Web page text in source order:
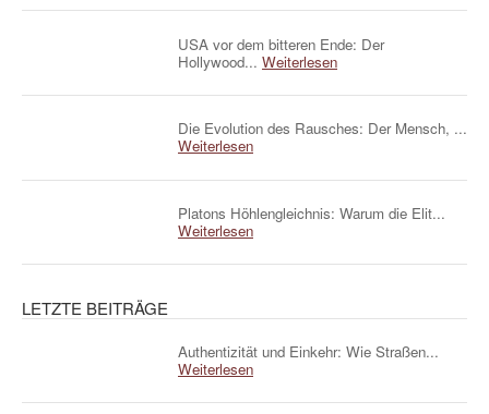
USA vor dem bitteren Ende: Der
Hollywood... Weiterlesen
Die Evolution des Rausches: Der Mensch, ...
Weiterlesen
Platons Höhlengleichnis: Warum die Elit...
Weiterlesen
LETZTE BEITRÄGE
Authentizität und Einkehr: Wie Straßen...
Weiterlesen